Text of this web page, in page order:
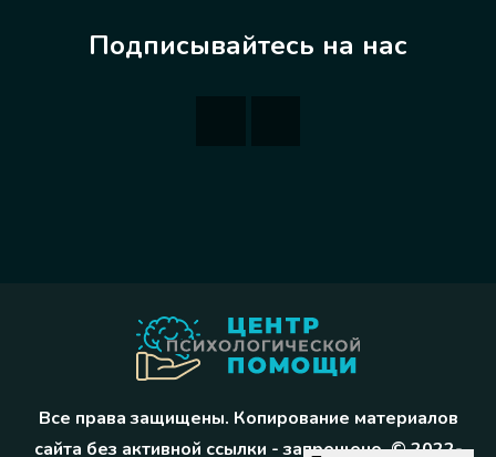
Подписывайтесь на нас
Все права защищены. Копирование материалов
сайта без активной ссылки - запрещено. © 2022-